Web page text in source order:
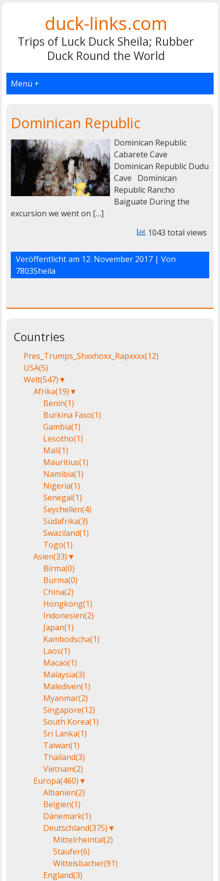
duck-links.com
Trips of Luck Duck Sheila; Rubber
Duck Round the World
Menü +
Dominican Republic
Dominican Republic
Cabarete Cave
Dominican Republic Dudu
Cave Dominican
Republic Rancho
Baiguate During the
excursion we went on […]
1043 total views
Veröffentlicht am 12. November 2017| Von
7803Sheila
Countries
Pres_Trumps_Shxxhoxx_Rapxxxx(12)
USA(5)
Welt(547)▼
Afrika(19)▼
Benin(1)
Burkina Faso(1)
Gambia(1)
Lesotho(1)
Mali(1)
Mauritius(1)
Namibia(1)
Nigeria(1)
Senegal(1)
Seychellen(4)
Südafrika(3)
Swaziland(1)
Togo(1)
Asien(33)▼
Birma(0)
Burma(0)
China(2)
Hongkong(1)
Indonesien(2)
Japan(1)
Kambodscha(1)
Laos(1)
Macao(1)
Malaysia(3)
Malediven(1)
Myanmar(2)
Singapore(12)
South Korea(1)
Sri Lanka(1)
Taiwan(1)
Thailand(3)
Vietnam(2)
Europa(460)▼
Albanien(2)
Belgien(1)
Dänemark(1)
Deutschland(375)▼
Mittelrheintal(2)
Staufer(6)
Wittelsbacher(91)
England(3)